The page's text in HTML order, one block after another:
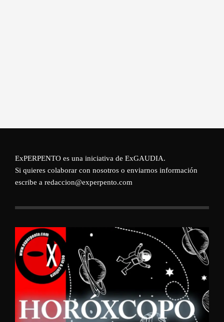
ExPERPENTO es una iniciativa de ExGAUDIA.
Si quieres colaborar con nosotros o enviarnos información
escribe a redaccion@experpento.com